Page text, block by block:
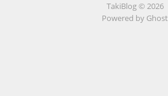
TakiBlog © 2026
Powered by Ghost